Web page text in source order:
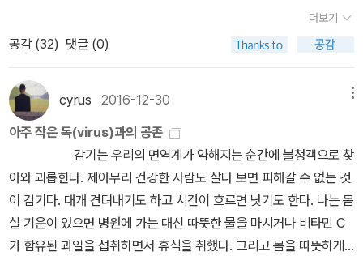
밝힌다. 이에 따르면 우리가 의식하지 못하는 많은 것에 의해 자아가
형성되고 행동이 조종된다. 후성유전학이란 DNA의 염기서열을 변화
이때 형성되는 후성유전적 변형은 자식은 물론 손자에게까지 영향을
미칠 수 있다. 즉 인생에서 부정적 경험이 DNA에 흉터를 남기면 이
것이 다음 세대에까지 전달되기도 한다는 것이다. 일례로 아동기에
학대를 받으면 성장해 각종 건강상의 문제뿐 아니라 우울증이나 약물
중독, 자살 같은 심리적 문제를 겪을 가능성이 커진다. 더구나 이러한
문제가 자식에게도 후성유전적 표지로 전달된다는 사실이 중요하다.
유전학과 후성유전학적 요인의 영향에 대해서는 고개를 끄덕일 수 있
지만 미생물의 영향에 대해서는 갸웃거릴 수 있겠다. 놀랍게도 우리
짐머의 책인데, 확인해보니 이번 코로나 사태의 수혜자 같지는 않다.
좀더 직접적이고 센 책들이 나와있어서다(출판계에서 최고 수혜자는
카뮈의 <페스트>로 보인다. 코로나 공포시대를 살면서 <페스트>를
읽는 심리는 어떤 심리일까?). 바이러스 관련서들을 훑어보다가 이런
분야의 책 리뷰는 더 적임자가 있을 거라는 생각에 욕심을 버렸다. <
바이러스 행성>과 <기생충 제국>이 눈에 익지만 구매내역에는 없어
서 소장여부는 불확실하다. 대신 발빠르게 개정판이 다시 나온 데이
비드 콰먼(쾀멘)의 <인수공통 모든 전염병의 열쇠>(꿈꿀자유)는 다
시 손에 들 수도 있겠다(찾을 수 있을까?) 2017년에 구입할 때는 이
런 책의 독자가 희소할 거라고 생각했는데 오산이었다(출판사의 선견
지명이여!). 660쪽의 분량에도 불구하고 현재 가장 주목받는 과학서
더보기
공감 (32) 댓글 (0)
cyrus 2016-12-30
아주 작은 독(virus)과의 공존
아와 괴롭힌다. 제아무리 건강한 사람도 살다 보면 피해갈 수 없는 것
이 감기다. 대개 견뎌내기도 하고 시간이 흐르면 낫기도 한다. 나는 몸
살 기운이 있으면 병원에 가는 대신 따뜻한 물을 마시거나 비타민 C
가 함유된 과일을 섭취하면서 휴식을 취했다. 그리고 몸을 따뜻하게